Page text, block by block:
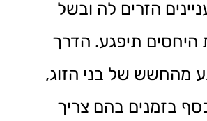
הזרים לה ובשל
תיפגע. הדרך
מהחשש של בני הזוג,
בזמנים בהם צריך